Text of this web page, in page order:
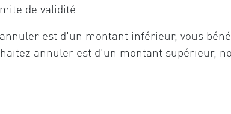
de validité.
est d'un montant inférieur, vous
annuler est d'un montant supérieur,